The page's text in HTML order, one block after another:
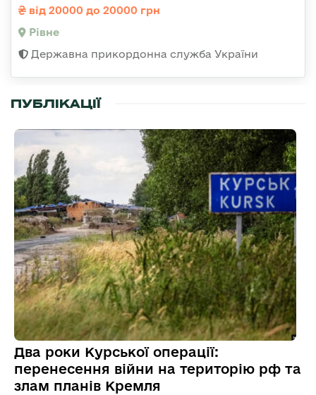
від 20000 до 20000 грн
Рівне
Державна прикордонна служба України
ПУБЛІКАЦІЇ
Два роки Курської операції:
перенесення війни на територію рф та
злам планів Кремля